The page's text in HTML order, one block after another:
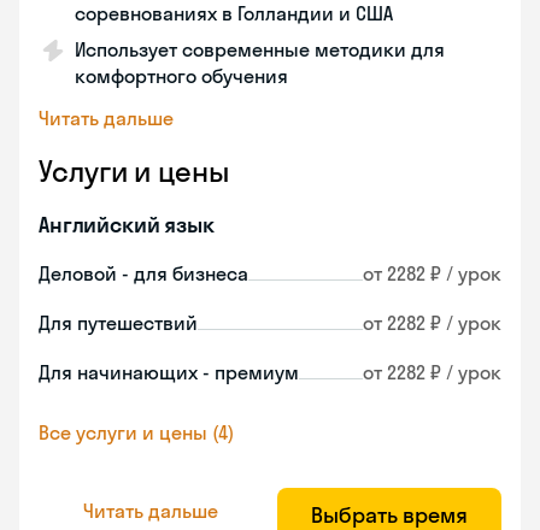
соревнованиях в Голландии и США
Использует современные методики для
комфортного обучения
Читать дальше
Услуги и цены
Английский язык
Деловой - для бизнеса от 2282 ₽ / урок
Для путешествий от 2282 ₽ / урок
Для начинающих - премиум от 2282 ₽ / урок
Все услуги и цены (4)
Читать дальше Выбрать время